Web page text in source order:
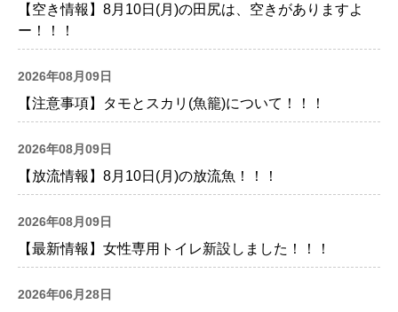
【空き情報】8月10日(月)の田尻は、空きがありますよ
ー！！！
2026年08月09日
【注意事項】タモとスカリ(魚籠)について！！！
2026年08月09日
【放流情報】8月10日(月)の放流魚！！！
2026年08月09日
【最新情報】女性専用トイレ新設しました！！！
2026年06月28日